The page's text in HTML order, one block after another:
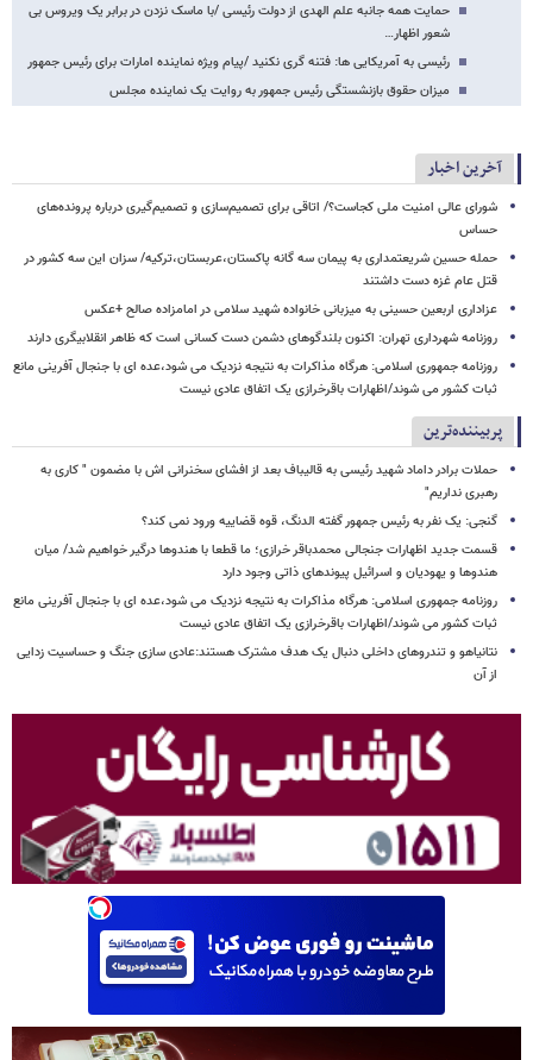
حمایت همه جانبه علم الهدی از دولت رئیسی /با ماسک نزدن در برابر یک ویروس بی
شعور اظهار…
رئیسی به آمریکایی ها: فتنه گری نکنید /پیام ویژه نماینده امارات برای رئیس جمهور
میزان حقوق بازنشستگی رئیس جمهور به روایت یک نماینده مجلس
آخرین اخبار
شورای عالی امنیت ملی کجاست؟/ اتاقی برای تصمیم‌سازی و تصمیم‌گیری درباره پرونده‌های
حساس
حمله حسین شریعتمداری به پیمان سه گانه پاکستان،عربستان،ترکیه/ سزان این سه کشور در
قتل عام غزه دست داشتند
عزاداری اربعین حسینی به میزبانی خانواده شهید سلامی در امامزاده صالح +عکس
روزنامه شهرداری تهران: اکنون بلندگوهای دشمن دست کسانی است که ظاهر انقلابیگری دارند
روزنامه جمهوری اسلامی: هرگاه مذاکرات به نتیجه نزدیک می شود،عده ای با جنجال آفرینی مانع
ثبات کشور می شوند/اظهارات باقرخرازی یک اتفاق عادی نیست
پربیننده‌ترین
حملات برادر داماد شهید رئیسی به قالیباف بعد از افشای سخنرانی اش با مضمون " کاری به
رهبری نداریم"
گنجی: یک نفر به رئیس جمهور گفته الدنگ، قوه قضاییه ورود نمی کند؟
قسمت جدید اظهارات جنجالی محمدباقر خرازی؛ ما قطعا با هندوها درگیر خواهیم شد/ میان
هندوها و یهودیان و اسرائیل پیوندهای ذاتی وجود دارد
روزنامه جمهوری اسلامی: هرگاه مذاکرات به نتیجه نزدیک می شود،عده ای با جنجال آفرینی مانع
ثبات کشور می شوند/اظهارات باقرخرازی یک اتفاق عادی نیست
نتانیاهو و تندروهای داخلی دنبال یک هدف مشترک هستند:عادی سازی جنگ و حساسیت زدایی
از آن